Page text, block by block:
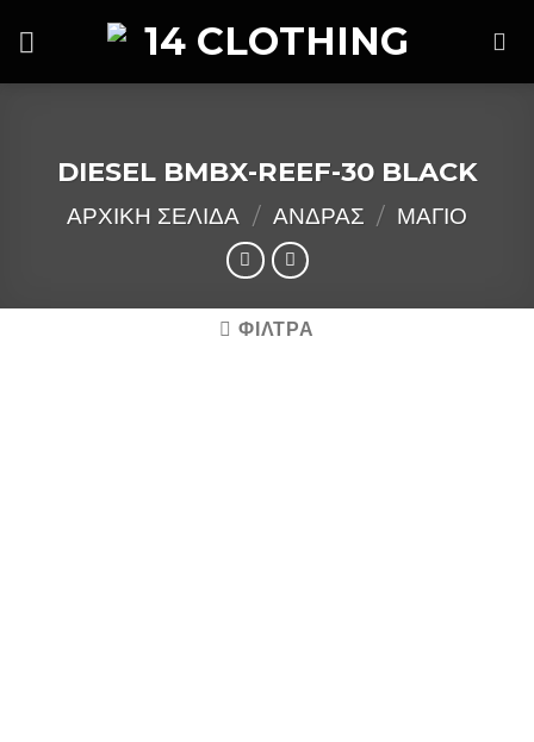
DIESEL BMBX-REEF-30 BLACK
ΑΡΧΙΚΉ ΣΕΛΊΔΑ / ΑΝΔΡΑΣ / ΜΑΓΙΟ
ΦΙΛΤΡΑ